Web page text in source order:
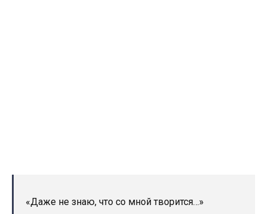
«Даже не знаю, что со мной творится…»